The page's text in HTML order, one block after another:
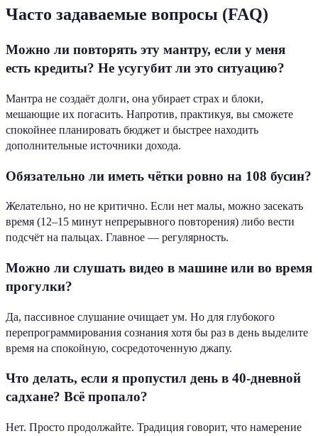
Часто задаваемые вопросы (FAQ)
Можно ли повторять эту мантру, если у меня
есть кредиты? Не усугубит ли это ситуацию?
Мантра не создаёт долги, она убирает страх и блоки,
мешающие их погасить. Напротив, практикуя, вы сможете
спокойнее планировать бюджет и быстрее находить
дополнительные источники дохода.
Обязательно ли иметь чётки ровно на 108 бусин?
Желательно, но не критично. Если нет малы, можно засекать
время (12–15 минут непрерывного повторения) либо вести
подсчёт на пальцах. Главное — регулярность.
Можно ли слушать видео в машине или во время
прогулки?
Да, пассивное слушание очищает ум. Но для глубокого
перепрограммирования сознания хотя бы раз в день выделите
время на спокойную, сосредоточенную джапу.
Что делать, если я пропустил день в 40-дневной
садхане? Всё пропало?
Нет. Просто продолжайте. Традиция говорит, что намерение